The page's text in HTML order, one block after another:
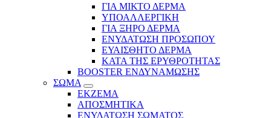
ΓΙΑ ΜΙΚΤΟ ΔΕΡΜΑ
ΥΠΟΑΛΛΕΡΓΙΚΗ
ΓΙΑ ΞΗΡΟ ΔΕΡΜΑ
ΕΝΥΔΑΤΩΣΗ ΠΡΟΣΩΠΟΥ
ΕΥΑΙΣΘΗΤΟ ΔΕΡΜΑ
ΚΑΤΑ ΤΗΣ ΕΡΥΘΡΟΤΗΤΑΣ
BOOSTER ΕΝΔΥΝΑΜΩΣΗΣ
ΣΩΜΑ
ΕΚΖΕΜΑ
ΑΠΟΣΜΗΤΙΚΑ
ΕΝΥΔΑΤΩΣΗ ΣΩΜΑΤΟΣ